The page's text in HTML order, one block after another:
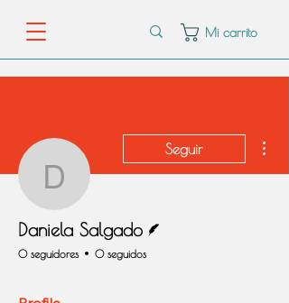
Mi carrito
Daniela Salgado
Seguir
Daniela Salgado
0 seguidores 0 seguidos